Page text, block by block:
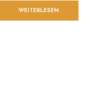
WEITERLESEN